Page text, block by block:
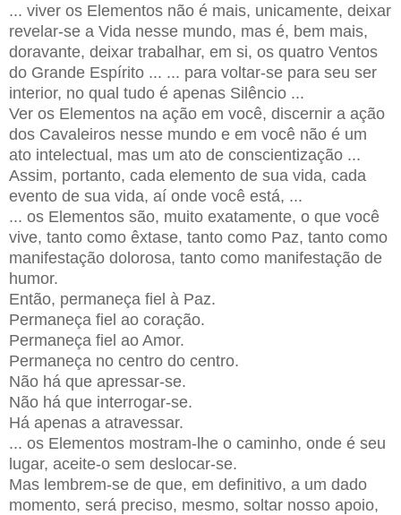
... viver os Elementos não é mais, unicamente, deixar
revelar-se a Vida nesse mundo, mas é, bem mais,
doravante, deixar trabalhar, em si, os quatro Ventos
do Grande Espírito ... ... para voltar-se para seu ser
interior, no qual tudo é apenas Silêncio ...
Ver os Elementos na ação em você, discernir a ação
dos Cavaleiros nesse mundo e em você não é um
ato intelectual, mas um ato de conscientização ...
Assim, portanto, cada elemento de sua vida, cada
evento de sua vida, aí onde você está, ...
... os Elementos são, muito exatamente, o que você
vive, tanto como êxtase, tanto como Paz, tanto como
manifestação dolorosa, tanto como manifestação de
humor.
Então, permaneça fiel à Paz.
Permaneça fiel ao coração.
Permaneça fiel ao Amor.
Permaneça no centro do centro.
Não há que apressar-se.
Não há que interrogar-se.
Há apenas a atravessar.
... os Elementos mostram-lhe o caminho, onde é seu
lugar, aceite-o sem deslocar-se.
Mas lembrem-se de que, em definitivo, a um dado
momento, será preciso, mesmo, soltar nosso apoio,